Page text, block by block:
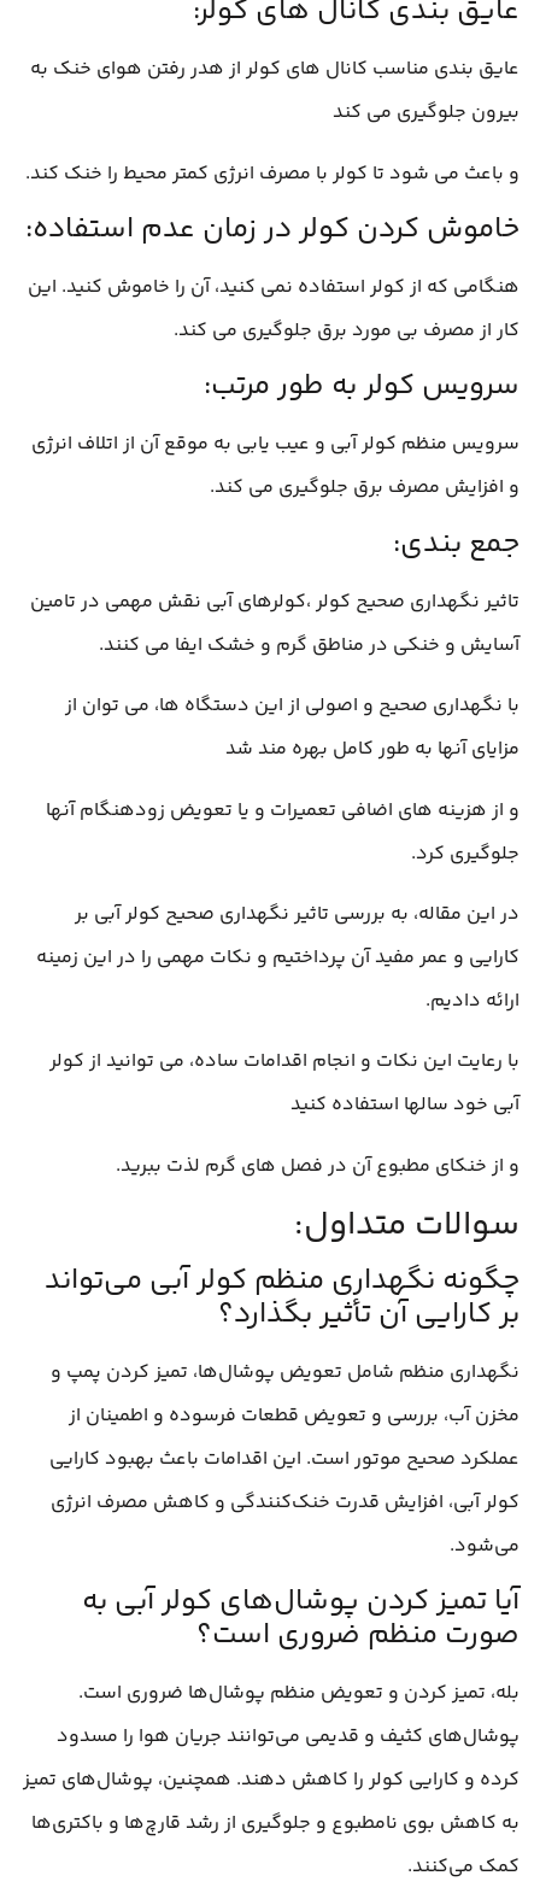
عایق بندی کانال های کولر:
عایق بندی مناسب کانال های کولر از هدر رفتن هوای خنک به
بیرون جلوگیری می کند
و باعث می شود تا کولر با مصرف انرژی کمتر محیط را خنک کند.
خاموش کردن کولر در زمان عدم استفاده:
هنگامی که از کولر استفاده نمی کنید، آن را خاموش کنید. این
کار از مصرف بی مورد برق جلوگیری می کند.
سرویس کولر به طور مرتب:
سرویس منظم کولر آبی و عیب یابی به موقع آن از اتلاف انرژی
و افزایش مصرف برق جلوگیری می کند.
جمع بندی:
تاثیر نگهداری صحیح کولر ،کولرهای آبی نقش مهمی در تامین
آسایش و خنکی در مناطق گرم و خشک ایفا می کنند.
با نگهداری صحیح و اصولی از این دستگاه ها، می توان از
مزایای آنها به طور کامل بهره مند شد
و از هزینه های اضافی تعمیرات و یا تعویض زودهنگام آنها
جلوگیری کرد.
در این مقاله، به بررسی تاثیر نگهداری صحیح کولر آبی بر
کارایی و عمر مفید آن پرداختیم و نکات مهمی را در این زمینه
ارائه دادیم.
با رعایت این نکات و انجام اقدامات ساده، می توانید از کولر
آبی خود سالها استفاده کنید
و از خنکای مطبوع آن در فصل های گرم لذت ببرید.
سوالات متداول:
چگونه نگهداری منظم کولر آبی می‌تواند
بر کارایی آن تأثیر بگذارد؟
نگهداری منظم شامل تعویض پوشال‌ها، تمیز کردن پمپ و
مخزن آب، بررسی و تعویض قطعات فرسوده و اطمینان از
عملکرد صحیح موتور است. این اقدامات باعث بهبود کارایی
کولر آبی، افزایش قدرت خنک‌کنندگی و کاهش مصرف انرژی
می‌شود.
آیا تمیز کردن پوشال‌های کولر آبی به
صورت منظم ضروری است؟
بله، تمیز کردن و تعویض منظم پوشال‌ها ضروری است.
پوشال‌های کثیف و قدیمی می‌توانند جریان هوا را مسدود
کرده و کارایی کولر را کاهش دهند. همچنین، پوشال‌های تمیز
به کاهش بوی نامطبوع و جلوگیری از رشد قارچ‌ها و باکتری‌ها
کمک می‌کنند.